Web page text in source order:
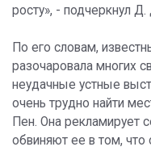
росту», - подчеркнул
По его словам,
разочаровала многих
неудачные устные
очень трудно найти
Пен. Она рекламирует
обвиняют ее в том, что